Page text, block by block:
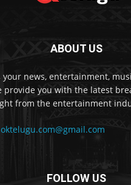
ABOUT US
your news, entertainment,
provide you with the latest
from the entertainment
oktelugu.com@gmail.com
FOLLOW US